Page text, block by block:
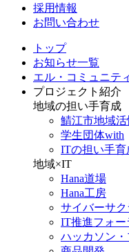
採用情報
お問い合わせ
トップ
お知らせ一覧
エル・コミュニテ
プロジェクト紹介
地域の担い手育成
鯖江市地域
学生団体with
ITの担い手育
地域×IT
Hana道場
Hana工房
サイバーサク
IT推進フォー
ハッカソン